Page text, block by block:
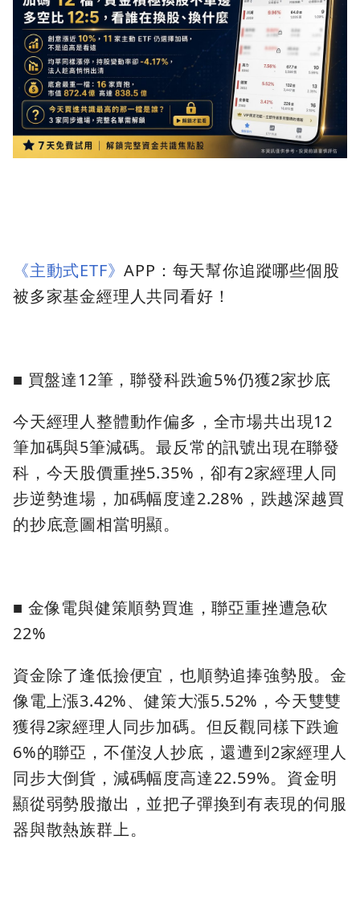
《主動式ETF》APP：每天幫你追蹤哪些個股
被多家基金經理人共同看好！
■ 買盤達12筆，聯發科跌逾5%仍獲2家抄底
今天經理人整體動作偏多，全市場共出現12
筆加碼與5筆減碼。最反常的訊號出現在聯發
科，今天股價重挫5.35%，卻有2家經理人同
步逆勢進場，加碼幅度達2.28%，跌越深越買
的抄底意圖相當明顯。
■ 金像電與健策順勢買進，聯亞重挫遭急砍
22%
資金除了逢低撿便宜，也順勢追捧強勢股。金
像電上漲3.42%、健策大漲5.52%，今天雙雙
獲得2家經理人同步加碼。但反觀同樣下跌逾
6%的聯亞，不僅沒人抄底，還遭到2家經理人
同步大倒貨，減碼幅度高達22.59%。資金明
顯從弱勢股撤出，並把子彈換到有表現的伺服
器與散熱族群上。